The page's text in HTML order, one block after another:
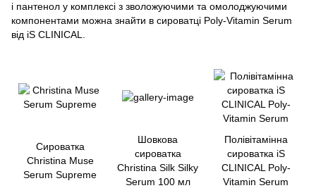
і пантенол у комплексі з зволожуючими та омолоджуючими
компонентами можна знайти в сироватці Poly-Vitamin Serum
від iS CLINICAL
Сироватка
Christina Muse
Serum Supreme
Шовкова
сироватка
Christina Silk Silky
Serum 100 мл
Полівітамінна
сироватка iS
CLINICAL Poly-
Vitamin Serum